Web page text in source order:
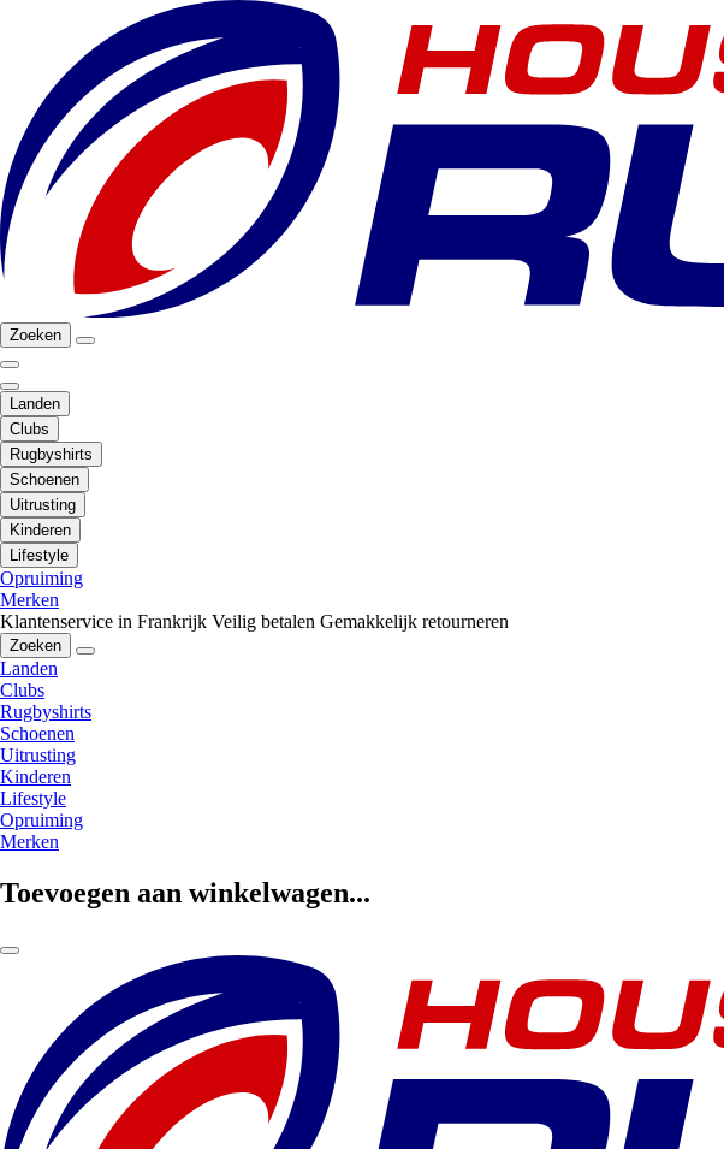
Zoeken
Landen
Clubs
Rugbyshirts
Schoenen
Uitrusting
Kinderen
Lifestyle
Opruiming
Merken
Klantenservice in Frankrijk Veilig betalen Gemakkelijk retourneren
Zoeken
Landen
Clubs
Rugbyshirts
Schoenen
Uitrusting
Kinderen
Lifestyle
Opruiming
Merken
Toevoegen aan winkelwagen...